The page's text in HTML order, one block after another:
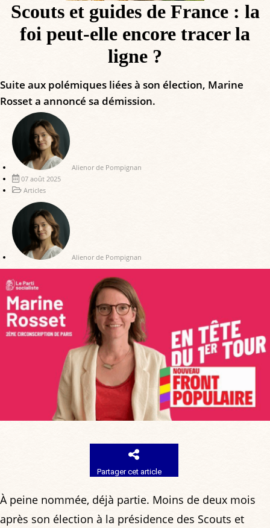
Scouts et guides de France : la
foi peut-elle encore tracer la
ligne ?
Suite aux polémiques liées à son élection, Marine
Rosset a annoncé sa démission.
Alienor de Pompignan
07 août 2025
Articles
Alienor de Pompignan
Partager cet article
À peine nommée, déjà partie. Moins de deux mois
après son élection à la présidence des Scouts et